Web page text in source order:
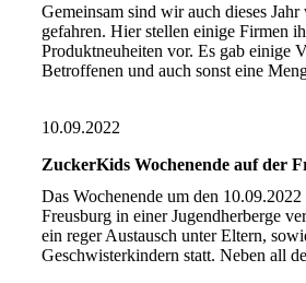
Gemeinsam sind wir auch dieses
gefahren. Hier stellen einige Firmen
Produktneuheiten vor. Es gab einige
Betroffenen und auch sonst eine
10.09.2022
ZuckerKids Wochenende auf der
Das Wochenende um den
Freusburg in einer Jugendherberge
ein reger Austausch unter Eltern,
Geschwisterkindern statt. Neben all